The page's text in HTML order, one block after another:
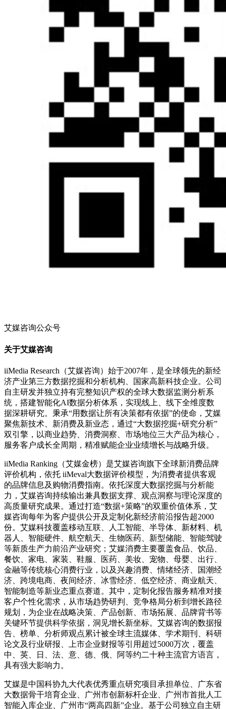
艾媒咨询公众号
关于艾媒咨询
iiMedia Research（艾媒咨询）始于2007年，是全球领先的新经
济产业第三方数据挖掘和分析机构、国家高新科技企业。公司
自主研发并独立持有完整知识产权的全球大数据监测分析系
统，搭建智能化AI数据分析体系，实现线上、线下全维度数
据深耕研究。秉承“用数据让所有决策都有依据”的使命，艾媒
聚焦新技术、新消费及新业态，通过“大数据挖掘+研究分析”
双引擎，以商业趋势、消费洞察、市场地位三大产品为核心，
服务客户成长全周期，精准赋能企业业绩增长与战略升级。
iiMedia Ranking（艾媒金榜）是艾媒咨询旗下全球新消费品牌
评价机构，依托 iiMeval大数据评价模型，为消费者提供客观
的品牌信息及购物消费指南。依托深度大数据挖掘与分析能
力，艾媒咨询持续输出兼具数据支撑、观点洞察与理论深度的
高质量研究成果。通过打造“数据+策略”的双重价值体系，艾
媒咨询每年为客户提供公开及定制化新经济前沿报告超2000
份。艾媒科技覆盖移动互联、人工智能、半导体、新材料、机
器人、智能硬件、航空航天、生物医药、新型储能、智能驾驶
等新质生产力前沿产业研究；艾媒消费主要覆盖食品、饮品、
餐饮、家电、家装、鞋服、医药、美妆、宠物、母婴、出行、
金融等传统核心消费行业，以及兴趣消费、情绪经济、国潮经
济、跨境电商、夜间经济、冰雪经济、低空经济、商业航天、
智能制造等新业态重点赛道。其中，定制化报告服务精准对接
客户个性化需求，从市场趋势研判、竞争格局分析到增长路径
规划，为企业在战略决策、产品创新、市场拓展、品牌背书等
关键环节提供科学依据，洞见增长新坐标。艾媒咨询的数据报
告、榜单、分析师观点累计被全球主流媒体、学术期刊、科研
论文及行业研报、上市企业财报等引用超过5000万次，覆盖
中、英、日、法、意、德、俄、阿等约二十种主流官方语言，
具有强大影响力。
艾媒是中国科协九大代表优秀重点研究项目承担单位、广东省
大数据骨干培育企业、广州市创新标杆企业、广州市首批人工
智能入库企业、广州市“两高四新”企业。基于公司独立自主研